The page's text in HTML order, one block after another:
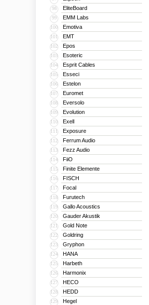
98 EliteBoard
99 EMM Labs
100 Emotiva
101 EMT
102 Epos
103 Esoteric
104 Esprit Cables
105 Esseci
106 Estelon
107 Euromet
108 Eversolo
109 Evolution
110 Exell
111 Exposure
112 Ferrum Audio
113 Fezz Audio
114 FiiO
115 Finite Elemente
116 FISCH
117 Focal
118 Furutech
119 Gallo Acoustics
120 Gauder Akustik
121 Gold Note
122 Goldring
123 Gryphon
124 HANA
125 Harbeth
126 Harmonix
127 HECO
128 HEDD
129 Hegel